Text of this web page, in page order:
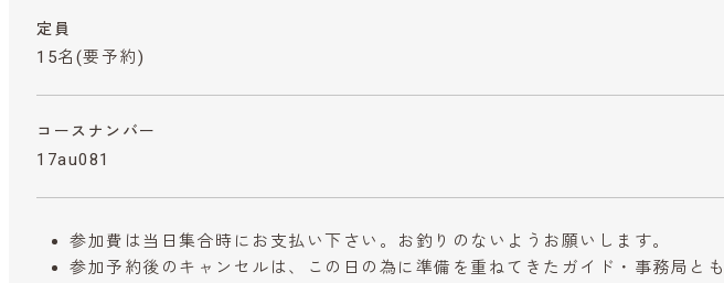
定員
15名(要予約)
コースナンバー
17au081
参加費は当日集合時にお支払い下さい。お釣りのないようお願いします。
参加予約後のキャンセルは、この日の為に準備を重ねてきたガイド・事務局とも